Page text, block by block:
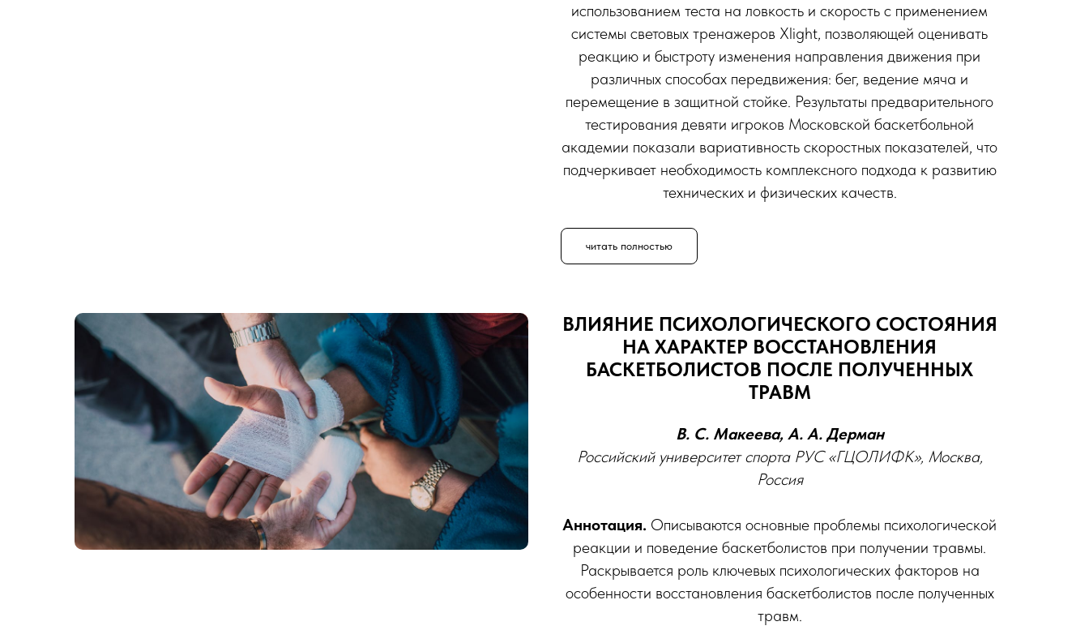
использованием теста на ловкость и скорость с применением
системы световых тренажеров Xlight, позволяющей оценивать
реакцию и быстроту изменения направления движения при
различных способах передвижения: бег, ведение мяча и
перемещение в защитной стойке. Результаты предварительного
тестирования девяти игроков Московской баскетбольной
академии показали вариативность скоростных показателей, что
подчеркивает необходимость комплексного подхода к развитию
технических и физических качеств.
читать полностью
ВЛИЯНИЕ ПСИХОЛОГИЧЕСКОГО СОСТОЯНИЯ
НА ХАРАКТЕР ВОССТАНОВЛЕНИЯ
БАСКЕТБОЛИСТОВ ПОСЛЕ ПОЛУЧЕННЫХ
ТРАВМ
В. С. Макеева, А. А. Дерман
Российский университет спорта РУС «ГЦОЛИФК», Москва,
Россия
Аннотация. Описываются основные проблемы психологической
реакции и поведение баскетболистов при получении травмы.
Раскрывается роль ключевых психологических факторов на
особенности восстановления баскетболистов после полученных
травм.